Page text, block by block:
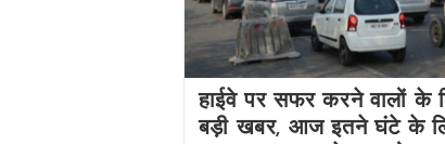
हाईवे पर सफर करने वालों के
बड़ी खबर, आज इतने घंटे के